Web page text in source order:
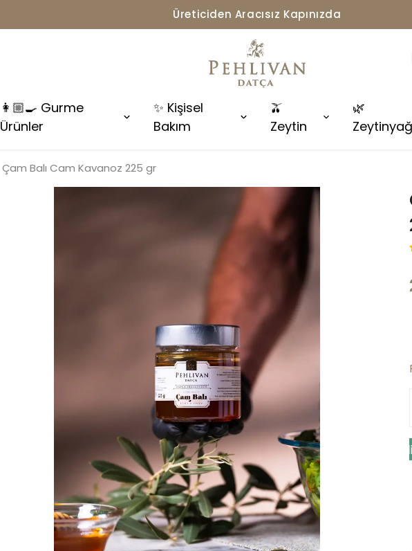
Üreticiden Aracısız Kapınızda
👩🏼‍🍳 Gurme
Ürünler
✨ Kişisel
Bakım
🫒
Zeytin
🌿
Çam Balı Cam Kavanoz 225 gr
😍 Datça’nın Taze ve Doğal Lezzetlerini Şimdi